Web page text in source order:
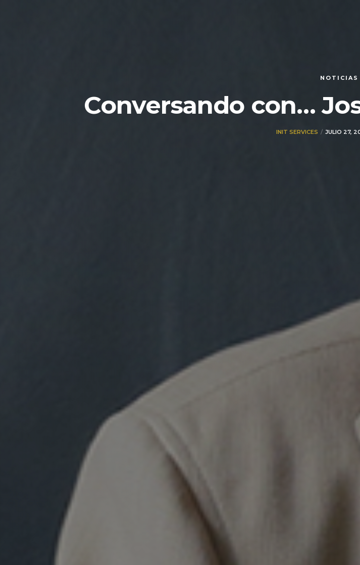
NOTICIAS
Conversando con…
INIT SERVICES JULIO 27,